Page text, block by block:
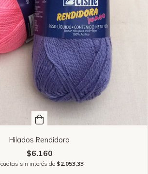
Hilados Rendidora
$6.160
cuotas sin interés de $2.053,33